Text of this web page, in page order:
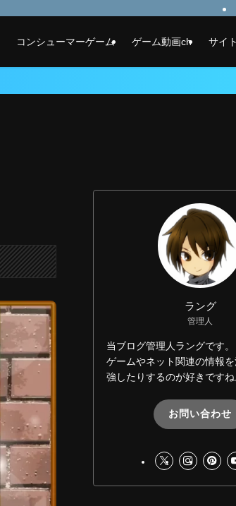
コンシューマーゲーム ゲーム動画ch サイ
ラング
管理人
当ブログ管理人ラングです。
ゲームやネット関連の情報
強したりするのが好きですね
お問い合わせ